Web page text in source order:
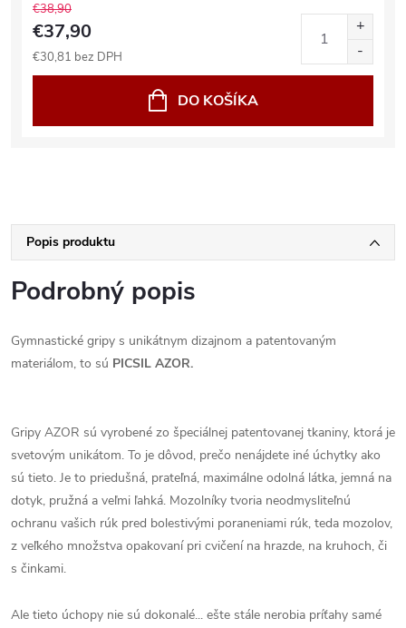
€38,90
€37,90
€30,81 bez DPH
DO KOŠÍKA
Popis produktu
Podrobný popis
Gymnastické gripy s unikátnym dizajnom a patentovaným
materiálom, to sú PICSIL AZOR.
Gripy AZOR sú vyrobené zo špeciálnej patentovanej tkaniny, ktorá je
svetovým unikátom. To je dôvod, prečo nenájdete iné úchytky ako
sú tieto. Je to priedušná, prateľná, maximálne odolná látka, jemná na
dotyk, pružná a veľmi ľahká. Mozolníky tvoria neodmysliteľnú
ochranu vašich rúk pred bolestivými poraneniami rúk, teda mozolov,
z veľkého množstva opakovaní pri cvičení na hrazde, na kruhoch, či
s činkami.
Ale tieto úchopy nie sú dokonalé... ešte stále nerobia príťahy samé